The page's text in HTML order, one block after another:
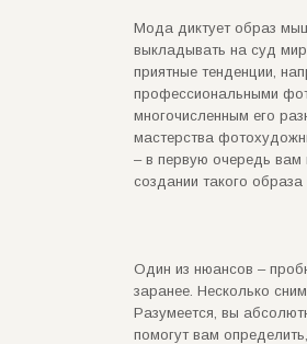
Мода диктует образ
выкладывать на суд
приятные тенденции,
профессиональными
многочисленным его
мастерства
– в первую очередь вам
создании такого
Один из нюансов –
заранее. Несколько
Разумеется, вы
помогут вам